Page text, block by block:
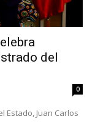
del
0
Estado, Juan Carlos